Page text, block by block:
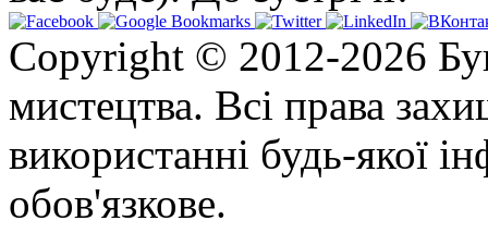
Copyright © 2012-2026
мистецтва. Всі права
використанні будь-якої
обов'язкове.